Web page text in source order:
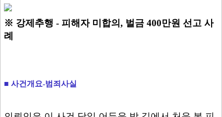
※ 강제추행 - 피해자 미합의, 벌금 400만원 선고 사
례
■ 사건개요-범죄사실